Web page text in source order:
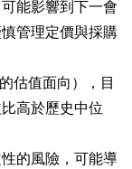
能影響到下一會
管理定價與採購
估值面向），目
高於歷史中位
的風險，可能導